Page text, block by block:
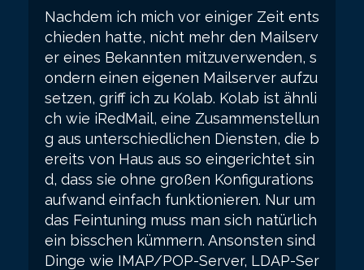
Nachdem ich mich vor einiger Zeit ents
chieden hatte, nicht mehr den Mailserv
er eines Bekannten mitzuverwenden, s
ondern einen eigenen Mailserver aufzu
setzen, griff ich zu Kolab. Kolab ist ähnli
ch wie iRedMail, eine Zusammenstellun
g aus unterschiedlichen Diensten, die b
ereits von Haus aus so eingerichtet sin
d, dass sie ohne großen Konfigurations
aufwand einfach funktionieren. Nur um
das Feintuning muss man sich natürlich
ein bisschen kümmern. Ansonsten sind
Dinge wie IMAP/POP-Server, LDAP-Ser